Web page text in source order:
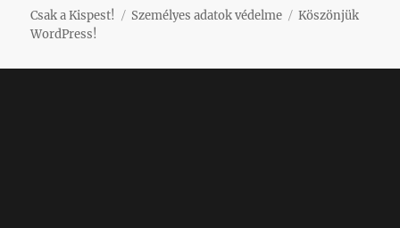
Csak a Kispest! Személyes adatok védelme
Köszönjük
WordPress!